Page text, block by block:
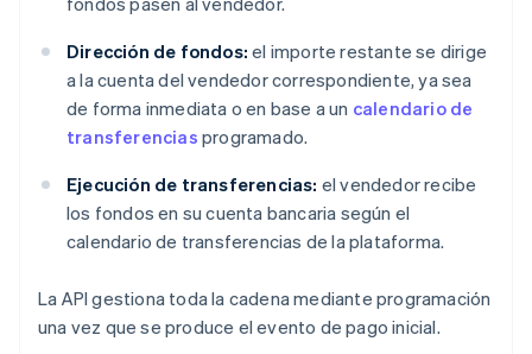
Dirección de fondos: el importe restante se dirige
a la cuenta del vendedor correspondiente, ya sea
de forma inmediata o en base a un calendario de
transferencias programado.
Ejecución de transferencias: el vendedor recibe
los fondos en su cuenta bancaria según el
calendario de transferencias de la plataforma.
La API gestiona toda la cadena mediante programación
una vez que se produce el evento de pago inicial.